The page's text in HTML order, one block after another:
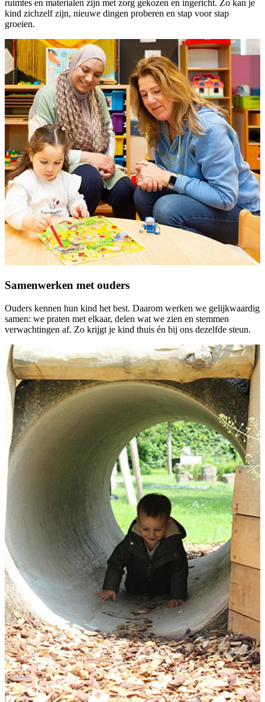
ruimtes en materialen zijn met zorg gekozen en ingericht. Zo kan je
kind zichzelf zijn, nieuwe dingen proberen en stap voor stap
groeien.
Samenwerken met ouders
Ouders kennen hun kind het best. Daarom werken we gelijkwaardig
samen: we praten met elkaar, delen wat we zien en stemmen
verwachtingen af. Zo krijgt je kind thuis én bij ons dezelfde steun.